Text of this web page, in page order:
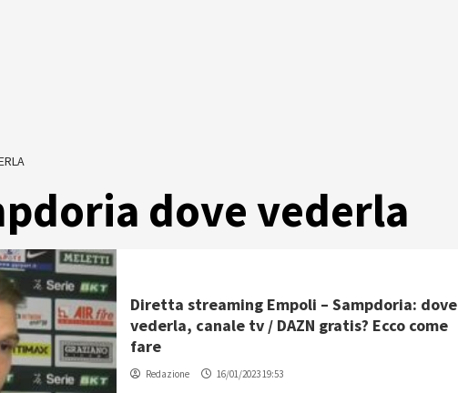
dove vederla
Diretta streaming Empoli – Sampdoria: dove
vederla, canale tv / DAZN gratis? Ecco come
fare
Redazione 16/01/2023 19:53